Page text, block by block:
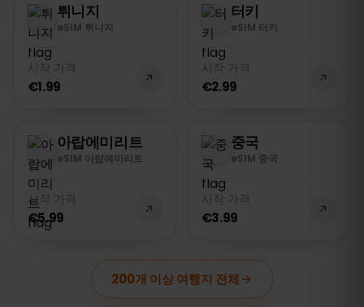
튀니지
eSIM 튀니지
시작 가격
€1.99
터키
eSIM 터키
시작 가격
€2.99
아랍에미리트
eSIM 아랍에미리트
시작 가격
€5.99
중국
eSIM 중국
시작 가격
€3.99
200개 이상 여행지 전체